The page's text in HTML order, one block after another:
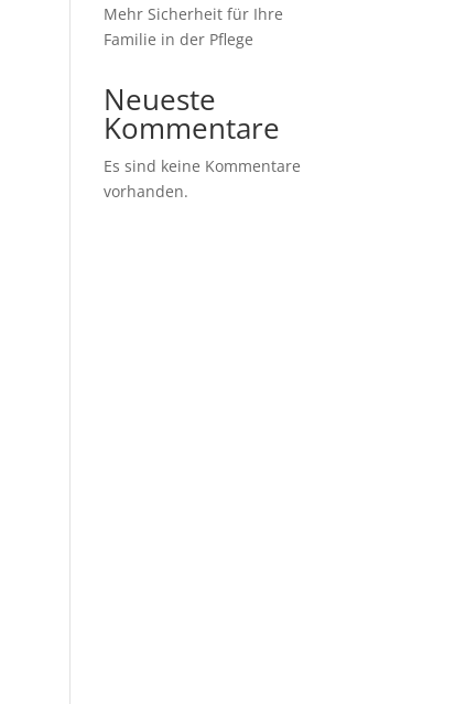
Mehr Sicherheit für Ihre
Familie in der Pflege
Neueste
Kommentare
Es sind keine Kommentare
vorhanden.